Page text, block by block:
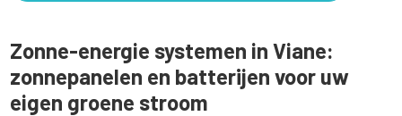
Zonne-energie systemen in Viane:
zonnepanelen en batterijen voor uw
eigen groene stroom